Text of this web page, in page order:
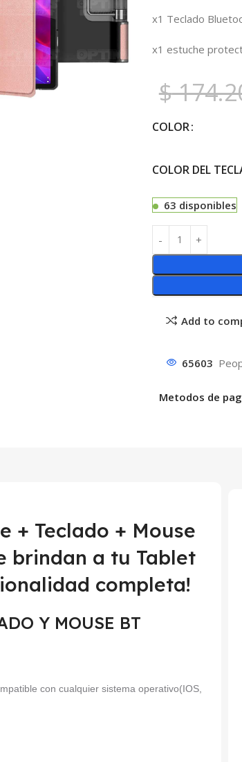
x1 Teclado
x1 estuche
$
COLOR
COLOR DEL
63 disponibles
Add to
65603
Metodos de
+ Teclado + Mouse
brindan a tu Tablet
completa!
Y MOUSE BT
con cualquier sistema operativo(IOS,